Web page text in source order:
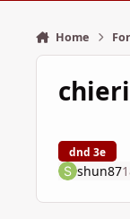
Home
dnd 3e
shun87